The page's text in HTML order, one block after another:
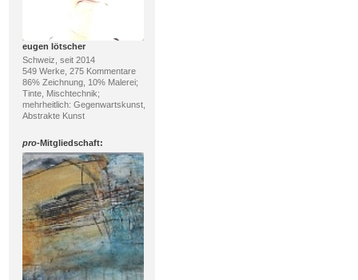
eugen lötscher
Schweiz, seit 2014
549 Werke, 275 Kommentare
86% Zeichnung, 10% Malerei;
Tinte, Mischtechnik;
mehrheitlich: Gegenwartskunst,
Abstrakte Kunst
pro-Mitgliedschaft: